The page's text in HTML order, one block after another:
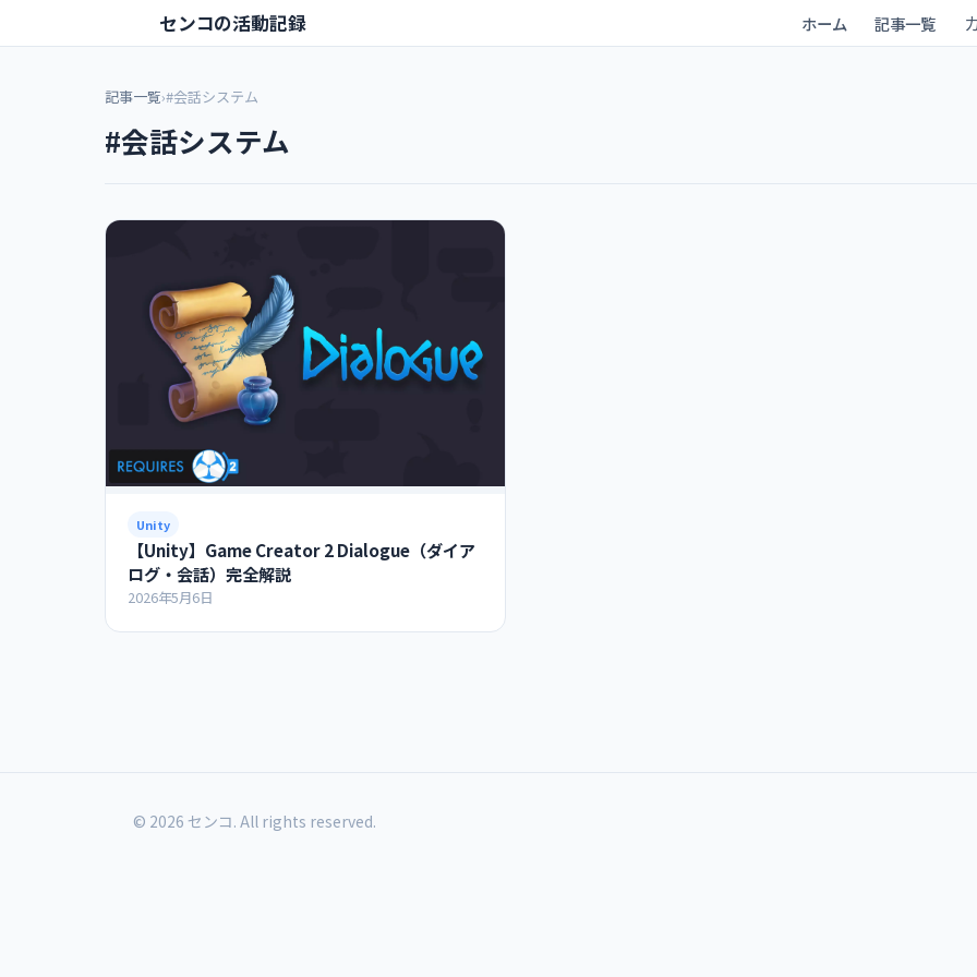
センコの活動記録 ホーム 記事一覧
記事一覧›#会話システム
#会話システム
Unity
【Unity】Game Creator 2 Dialogue（ダイア
ログ・会話）完全解説
2026年5月6日
© 2026 センコ. All rights reserved.